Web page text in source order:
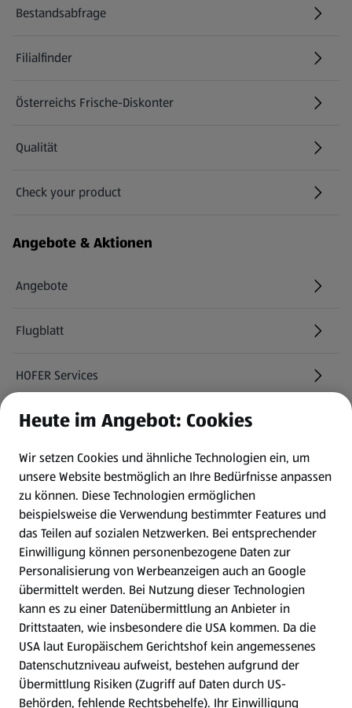
Bestandsabfrage
(öffnet in einem neuen Tab)
Filialfinder
Österreichs Frische-Diskonter
Qualität
Check your product
(öffnet in einem neuen Tab)
Angebote & Aktionen
Angebote
Flugblatt
HOFER Services
Newsletter
WhatsApp
Gewinnspiele
Mein HOFER. Meine Einkäufe.
Meine Meinung. Mein HOFER.
Gutscheingroßbestellung
(öffnet in einem neuen Tab)
Folge uns hier:
Heute im Angebot: Cookies
Wir setzen Cookies und ähnliche Technologien ein, um
unsere Website bestmöglich an Ihre Bedürfnisse anpassen
zu können. Diese Technologien ermöglichen
beispielsweise die Verwendung bestimmter Features und
das Teilen auf sozialen Netzwerken. Bei entsprechender
Einwilligung können personenbezogene Daten zur
Personalisierung von Werbeanzeigen auch an Google
übermittelt werden. Bei Nutzung dieser Technologien
kann es zu einer Datenübermittlung an Anbieter in
Drittstaaten, wie insbesondere die USA kommen. Da die
USA laut Europäischem Gerichtshof kein angemessenes
Datenschutzniveau aufweist, bestehen aufgrund der
Übermittlung Risiken (Zugriff auf Daten durch US-
Behörden, fehlende Rechtsbehelfe). Ihr Einwilligung